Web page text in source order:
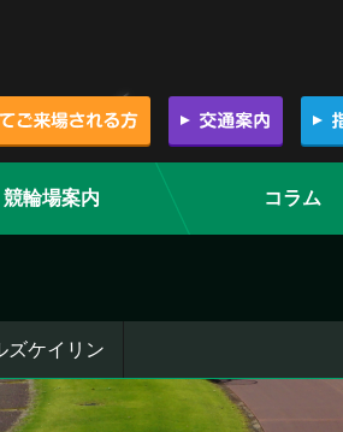
競輪場案内 コラム
ズケイリン